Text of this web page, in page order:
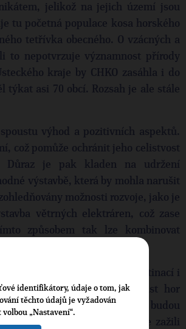
jelikož na jejich území jsou
tu početná populace kosa horského
tetřívka obecného. O vzácných a
to nepotvrzuje významnost přírody
kraje by CHKO zasáhla i do
týkat asi 70 obcí. Rozsah je ale stále
výhod a pozitivních aspektů.
což pomůže ochránit jeho celistvost
Důraz je pak kladen na udržení
výstavbě, která by mohla narušit
možnosti rozvoje, jako je
větrných elektráren, což zase
způsobem tak lze kombinovat
stává turisticky atraktivní destinací i
území zajistí, že se část hor
lunaparky. Developeři budou
vyhnout situacím, jako jsme zažili
identifikátory, údaje o tom, jak
těchto údajů je vyžadován
„Nastavení“.